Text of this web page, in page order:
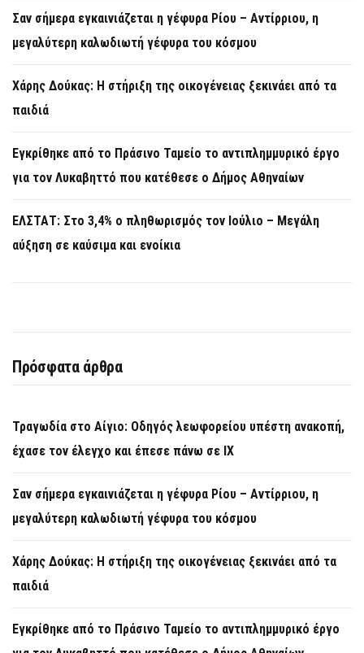
Σαν σήμερα εγκαινιάζεται η γέφυρα Ρίου – Αντίρριου, η
μεγαλύτερη καλωδιωτή γέφυρα του κόσμου
Χάρης Δούκας: Η στήριξη της οικογένειας ξεκινάει από τα
παιδιά
Εγκρίθηκε από το Πράσινο Ταμείο το αντιπλημμυρικό έργο
για τον Λυκαβηττό που κατέθεσε ο Δήμος Αθηναίων
ΕΛΣΤΑΤ: Στο 3,4% ο πληθωρισμός τον Ιούλιο – Μεγάλη
αύξηση σε καύσιμα και ενοίκια
Πρόσφατα άρθρα
Τραγωδία στο Αίγιο: Οδηγός λεωφορείου υπέστη ανακοπή,
έχασε τον έλεγχο και έπεσε πάνω σε ΙΧ
Σαν σήμερα εγκαινιάζεται η γέφυρα Ρίου – Αντίρριου, η
μεγαλύτερη καλωδιωτή γέφυρα του κόσμου
Χάρης Δούκας: Η στήριξη της οικογένειας ξεκινάει από τα
παιδιά
Εγκρίθηκε από το Πράσινο Ταμείο το αντιπλημμυρικό έργο